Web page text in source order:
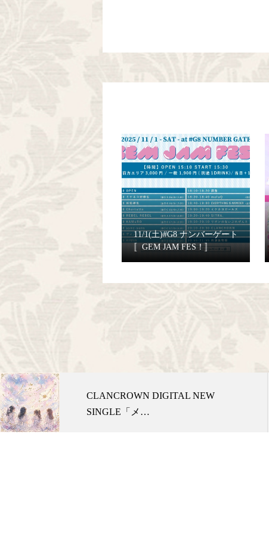
11/1(土)#G8 ナンバーゲート
〚GEM JAM FES！〛
CLANCROWN DIGITAL NEW
SINGLE「メ…